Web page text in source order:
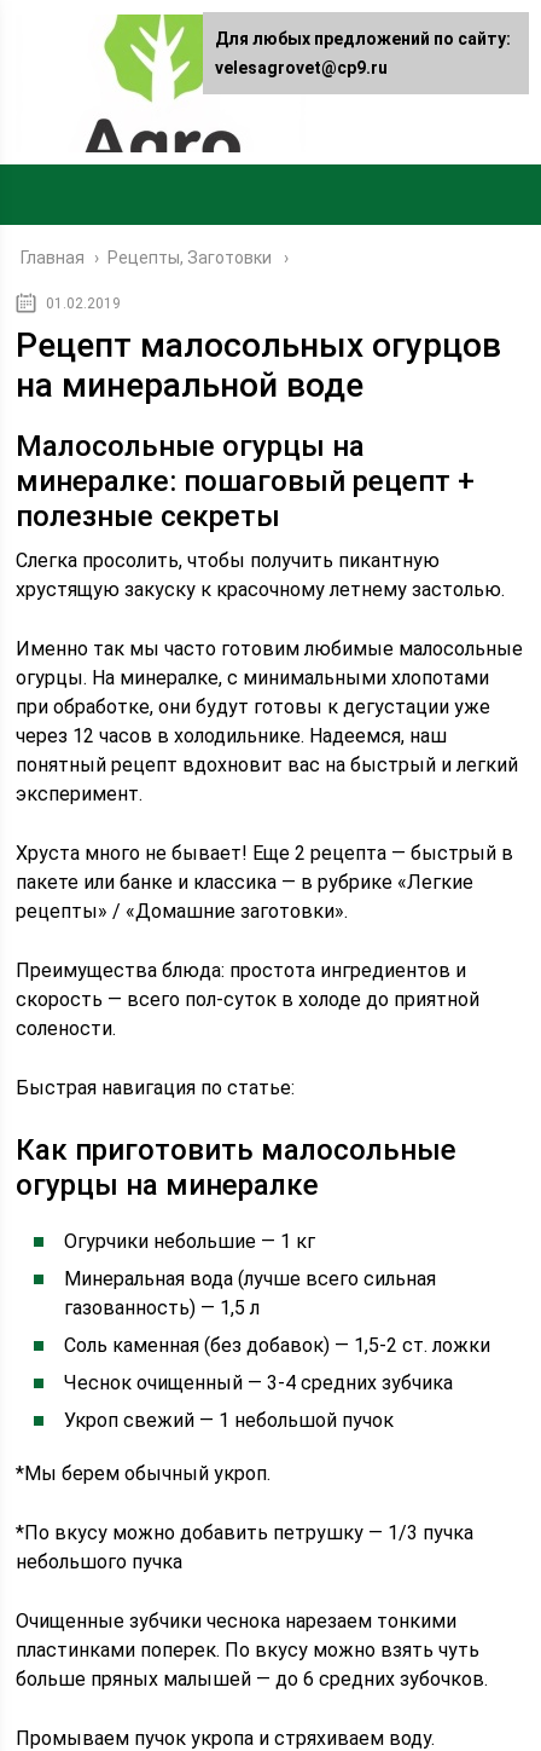
Главная › Рецепты, Заготовки
01.02.2019
Рецепт малосольных огурцов
на минеральной воде
Малосольные огурцы на
минералке: пошаговый рецепт +
полезные секреты
Слегка просолить, чтобы получить пикантную
хрустящую закуску к красочному летнему застолью.
Именно так мы часто готовим любимые малосольные
огурцы. На минералке, с минимальными хлопотами
при обработке, они будут готовы к дегустации уже
через 12 часов в холодильнике. Надеемся, наш
понятный рецепт вдохновит вас на быстрый и легкий
эксперимент.
Хруста много не бывает! Еще 2 рецепта — быстрый в
пакете или банке и классика — в рубрике «Легкие
рецепты» / «Домашние заготовки».
Преимущества блюда: простота ингредиентов и
скорость — всего пол-суток в холоде до приятной
солености.
Быстрая навигация по статье:
Как приготовить малосольные
огурцы на минералке
Огурчики небольшие — 1 кг
Минеральная вода (лучше всего сильная
газованность) — 1,5 л
Соль каменная (без добавок) — 1,5-2 ст. ложки
Чеснок очищенный — 3-4 средних зубчика
Укроп свежий — 1 небольшой пучок
*Мы берем обычный укроп.
*По вкусу можно добавить петрушку — 1/3 пучка
небольшого пучка
Очищенные зубчики чеснока нарезаем тонкими
пластинками поперек. По вкусу можно взять чуть
больше пряных малышей — до 6 средних зубочков.
Промываем пучок укропа и стряхиваем воду.
Для любых предложений по сайту:
velesagrovet@cp9.ru